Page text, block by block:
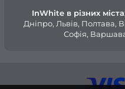
InWhite в різних
Дніпро, Львів, Полтава,
Софія,